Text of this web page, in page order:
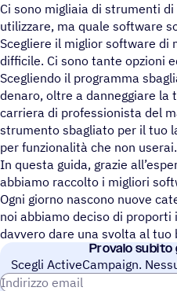
Ci sono migliaia di strumenti
utilizzare, ma quale software
Scegliere il miglior software di
difficile. Ci sono tante opzioni
Scegliendo il programma
denaro, oltre a danneggiare la
carriera di professionista del
strumento sbagliato per il tuo
per funzionalità che non userai.
In questa guida, grazie
abbiamo raccolto i migliori
Ogni giorno nascono nuove
noi abbiamo deciso di proporti
davvero dare una svolta al tuo
Provalo
Scegli ActiveCampaign.